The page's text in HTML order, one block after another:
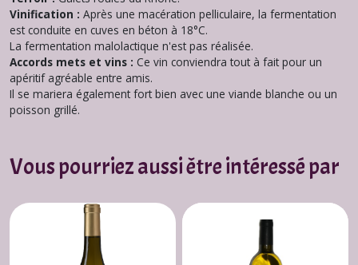
Vinification : Après une macération pelliculaire, la fermentation
est conduite en cuves en béton à 18°C.
La fermentation malolactique n'est pas réalisée.
Accords mets et vins : Ce vin conviendra tout à fait pour un
apéritif agréable entre amis.
Il se mariera également fort bien avec une viande blanche ou un
poisson grillé.
Vous pourriez aussi être intéressé par